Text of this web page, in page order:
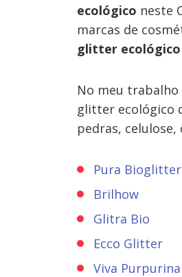
ecológico neste
marcas de
glitter ecológico
No meu
glitter ecológico
pedras,
Pura Bioglitter
Brilhow
Glitra Bio
Ecco Glitter
Viva Purpurina